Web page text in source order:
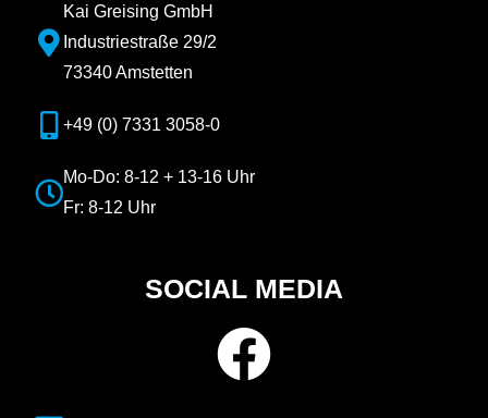
Kai Greising GmbH
Industriestraße 29/2
73340 Amstetten
+49 (0) 7331 3058-0
Mo-Do: 8-12 + 13-16 Uhr
Fr: 8-12 Uhr
SOCIAL MEDIA